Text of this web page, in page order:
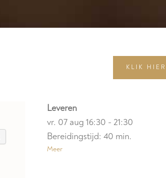
KLIK
Leveren
vr. 07 aug16:30 - 21:30
Bereidingstijd: 40 min.
Meer